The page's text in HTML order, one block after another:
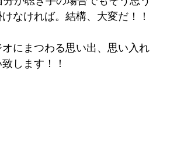
なければ。結構、大変だ！！
にまつわる思い出、思い入れ
します！！